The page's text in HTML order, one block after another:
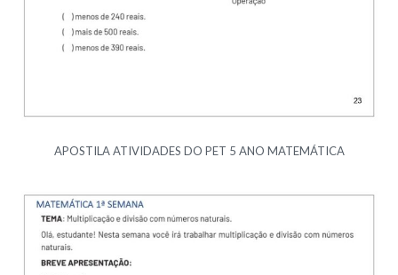
APOSTILA ATIVIDADES DO PET 5 ANO MATEMÁTICA